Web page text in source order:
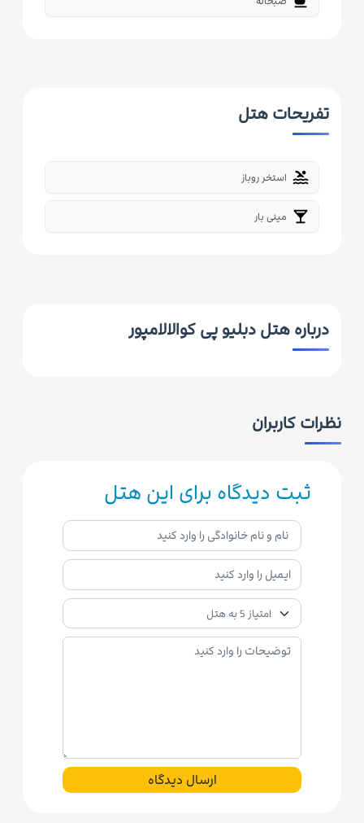
تفریحات هتل
pool استخر روباز
local_bar مینی بار
درباره هتل دبلیو پی کوالالامپور
نظرات کاربران
ثبت دیدگاه برای این هتل
ارسال دیدگاه